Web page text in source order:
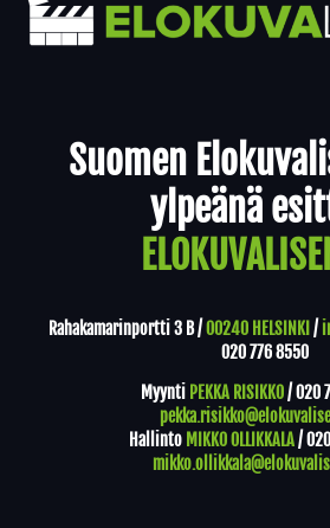
Suomen
ylpeänä
Rahakamarinportti 3 B /00240 HELSINKI /
020 776 8550
Myynti PEKKA RISIKKO/020
Hallinto MIKKO OLLIKKALA/